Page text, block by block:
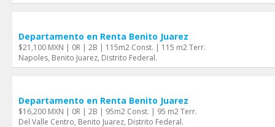
Departamento en Renta Benito Juarez
$21,100 MXN | 0R | 2B | 115m2 Const. | 115 m2 Terr.
Napoles, Benito Juarez, Distrito Federal.
Departamento en Renta Benito Juarez
$16,200 MXN | 0R | 2B | 95m2 Const. | 95 m2 Terr.
Del Valle Centro, Benito Juarez, Distrito Federal.